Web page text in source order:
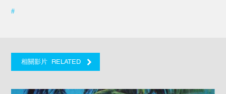
#
相關影片 RELATED